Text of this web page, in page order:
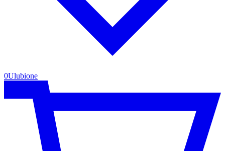
0Ulubione